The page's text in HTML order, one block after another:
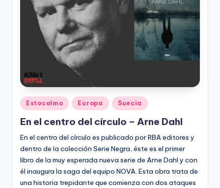
Publicado
en
Estocolmo Europa Suecia
En el centro del círculo – Arne Dahl
En el centro del círculo es publicado por RBA editores y
dentro de la colección Serie Negra, éste es el primer
libro de la muy esperada nueva serie de Arne Dahl y con
él inaugura la saga del equipo NOVA. Esta obra trata de
una historia trepidante que comienza con dos ataques